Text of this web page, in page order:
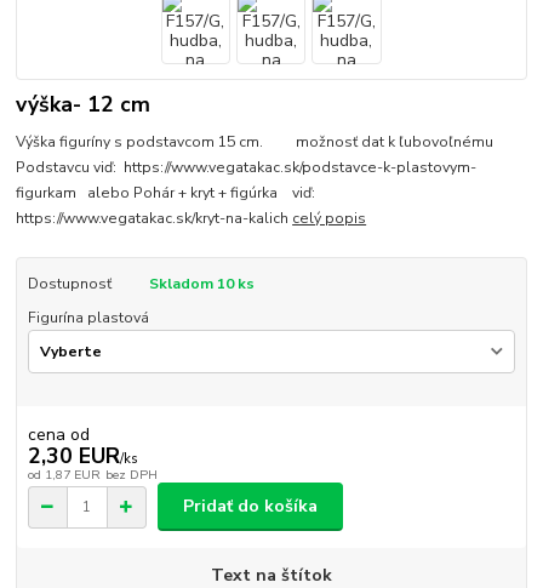
výška- 12 cm
Výška figuríny s podstavcom 15 cm. možnosť dat k ľubovoľnému
Podstavcu viď: https://www.vegatakac.sk/podstavce-k-plastovym-
figurkam alebo Pohár + kryt + figúrka viď:
https://www.vegatakac.sk/kryt-na-kalich celý popis
Dostupnosť
Skladom 10 ks
Figurína plastová
cena od
2,30 EUR/ks
od 1,87 EUR bez DPH
Pridať do košíka
Text na štítok